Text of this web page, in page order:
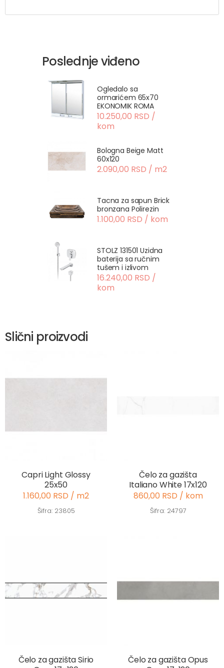
Poslednje viđeno
Ogledalo sa
ormarićem 65x70
EKONOMIK ROMA
10.250,00 RSD /
kom
Bologna Beige Matt
60x120
2.090,00 RSD / m2
Tacna za sapun Brick
bronzana Polirezin
1.100,00 RSD / kom
STOLZ 131501 Uzidna
baterija sa ručnim
tušem i izlivom
16.240,00 RSD /
kom
Slični proizvodi
Capri Light Glossy
25x50
1.160,00 RSD / m2
Šifra: 23805
Čelo za gazišta
Italiano White 17x120
860,00 RSD / kom
Šifra: 24797
Čelo za gazišta Sirio
Čelo za gazišta Opus